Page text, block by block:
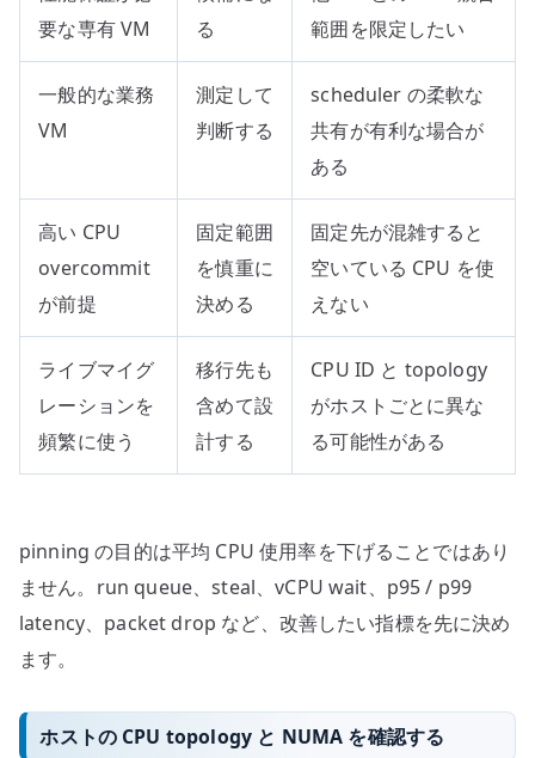
要な専有 VM
る
範囲を限定したい
一般的な業務
VM
測定して
判断する
scheduler の柔軟な
共有が有利な場合が
ある
高い CPU
overcommit
が前提
固定範囲
を慎重に
決める
固定先が混雑すると
空いている CPU を使
えない
ライブマイグ
レーションを
頻繁に使う
移行先も
含めて設
計する
CPU ID と topology
がホストごとに異な
る可能性がある
pinning の目的は平均 CPU 使用率を下げることではあり
ません。run queue、steal、vCPU wait、p95 / p99
latency、packet drop など、改善したい指標を先に決め
ます。
ホストの CPU topology と NUMA を確認する